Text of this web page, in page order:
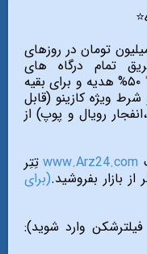
طلایی: با شارژ بیش از ۵ میلیون تومان در روزهای
تمام درگاه های
۵۰% هدیه و برای بقیه
قید و شرط ویژه کازینو (قابل
استفاده فقط در بازی انفجار۱،انفجار۲،انفجار رویال و پوپ) از
www.Arz24.com تِتِر
(برای
وارد شوید):